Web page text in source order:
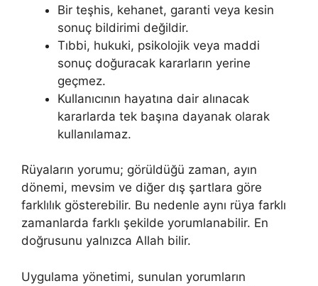
Bir teşhis, kehanet, garanti veya kesin
sonuç bildirimi değildir.
Tıbbi, hukuki, psikolojik veya maddi
sonuç doğuracak kararların yerine
geçmez.
Kullanıcının hayatına dair alınacak
kararlarda tek başına dayanak olarak
kullanılamaz.
Rüyaların yorumu; görüldüğü zaman, ayın
dönemi, mevsim ve diğer dış şartlara göre
farklılık gösterebilir. Bu nedenle aynı rüya farklı
zamanlarda farklı şekilde yorumlanabilir. En
doğrusunu yalnızca Allah bilir.
Uygulama yönetimi, sunulan yorumların